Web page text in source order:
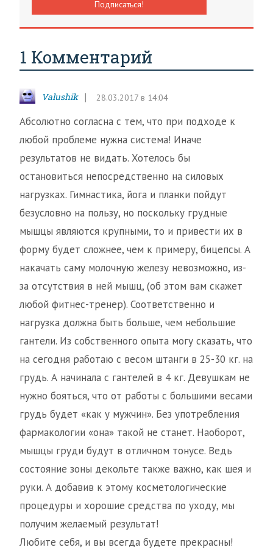
1 Комментарий
Valushik 28.03.2017 в 14:04
Абсолютно согласна с тем, что при подходе к
любой проблеме нужна система! Иначе
результатов не видать. Хотелось бы
остановиться непосредственно на силовых
нагрузках. Гимнастика, йога и планки пойдут
безусловно на пользу, но поскольку грудные
мышцы являются крупными, то и привести их в
форму будет сложнее, чем к примеру, бицепсы. А
накачать саму молочную железу невозможно, из-
за отсутствия в ней мышц, (об этом вам скажет
любой фитнес-тренер). Соответственно и
нагрузка должна быть больше, чем небольшие
гантели. Из собственного опыта могу сказать, что
на сегодня работаю с весом штанги в 25-30 кг. на
грудь. А начинала с гантелей в 4 кг. Девушкам не
нужно бояться, что от работы с большими весами
грудь будет «как у мужчин». Без употребления
фармакологии «она» такой не станет. Наоборот,
мышцы груди будут в отличном тонусе. Ведь
состояние зоны декольте также важно, как шея и
руки. А добавив к этому косметологические
процедуры и хорошие средства по уходу, мы
получим желаемый результат!
Любите себя, и вы всегда будете прекрасны!